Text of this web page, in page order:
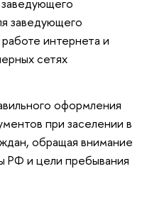
заведующего
интернета и
сетях
оформления
при заселении в
обращая внимание
РФ и цели пребывания